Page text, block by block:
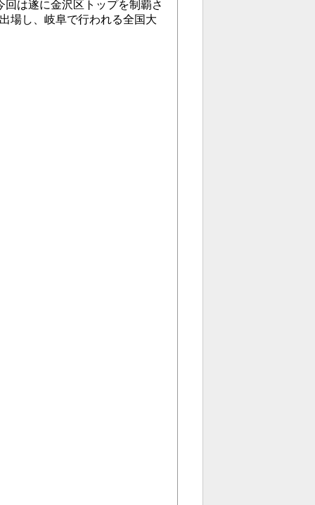
は遂に金沢区トップを制覇さ
場し、岐阜で行われる全国大